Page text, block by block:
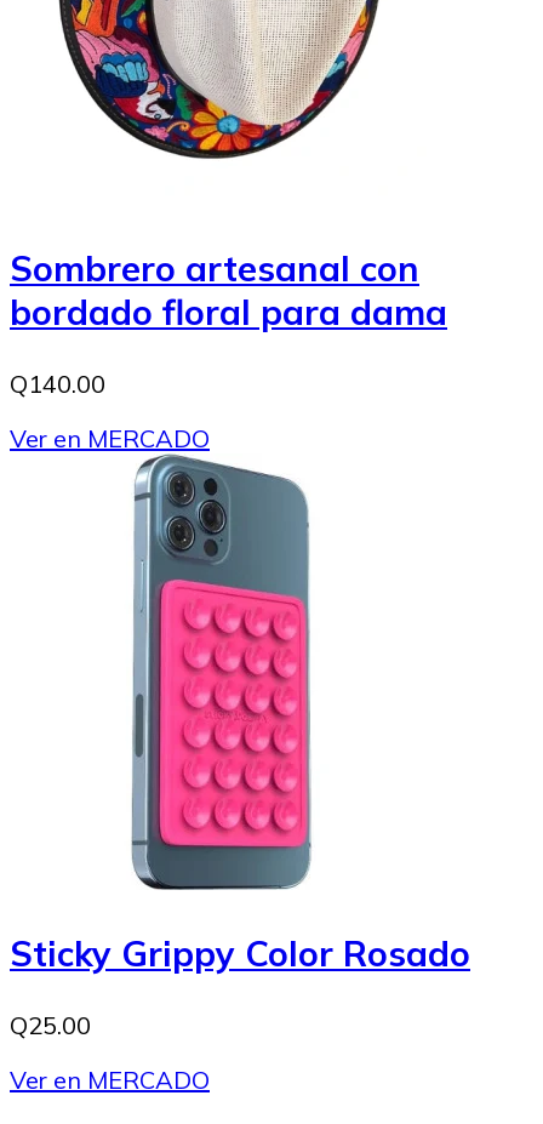
Sombrero artesanal con
bordado floral para dama
Q140.00
Ver en MERCADO
Sticky Grippy Color Rosado
Q25.00
Ver en MERCADO